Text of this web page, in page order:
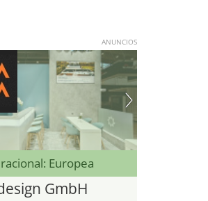
ANUNCIOS
Europea
GmbH